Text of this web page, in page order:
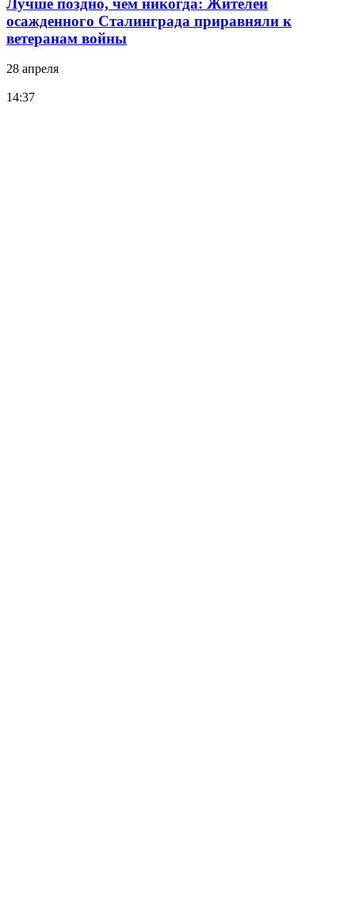
Лучше поздно, чем никогда: Жителей
осажденного Сталинграда приравняли к
ветеранам войны
28 апреля
14:37